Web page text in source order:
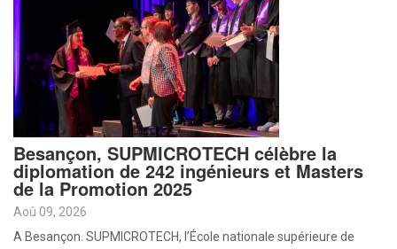
Besançon, SUPMICROTECH célèbre la
diplomation de 242 ingénieurs et Masters
de la Promotion 2025
Aoû 09, 2026
A Besançon. SUPMICROTECH, l’École nationale supérieure de